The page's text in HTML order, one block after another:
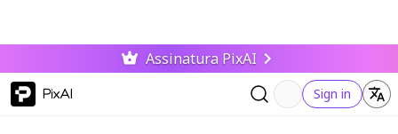
Assinatura PixAI
PixAI Sign in